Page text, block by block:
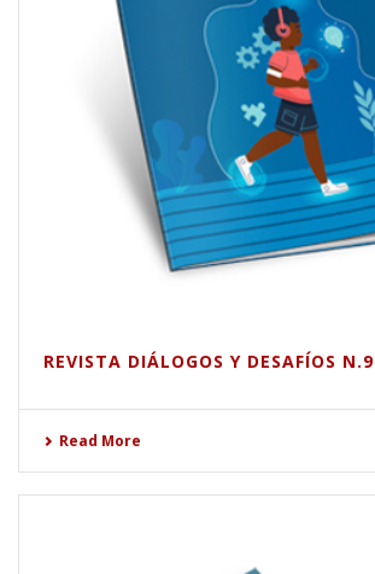
REVISTA DIÁLOGOS Y DESAFÍOS N.9
Read More